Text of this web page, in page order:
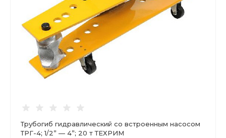
Трубогиб гидравлический со встроенным насосом
ТРГ-4; 1/2” — 4”; 20 т ТЕХРИМ